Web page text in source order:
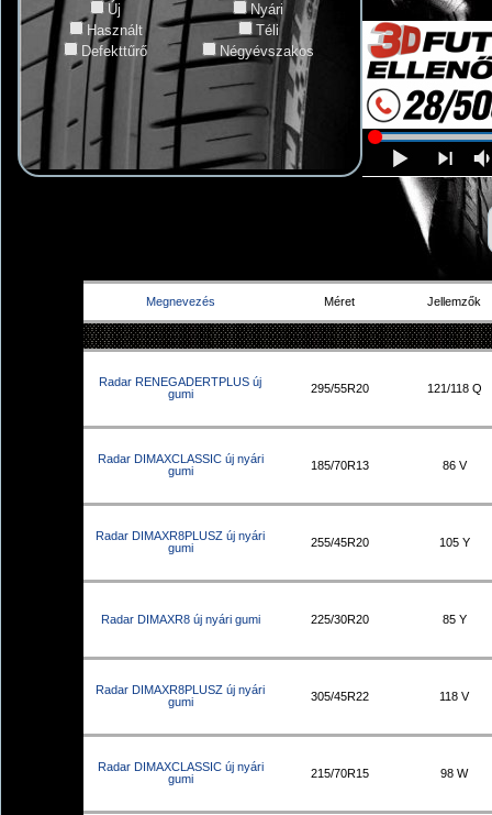
Új
Használt
Defekttűrő
Nyári
Téli
Négyévszakos
Megnevezés Méret Jellemzők
Radar RENEGADERTPLUS új
gumi
295/55R20 121/118 Q
Radar DIMAXCLASSIC új nyári
gumi
185/70R13 86 V
Radar DIMAXR8PLUSZ új nyári
gumi
255/45R20 105 Y
Radar DIMAXR8 új nyári gumi 225/30R20 85 Y
Radar DIMAXR8PLUSZ új nyári
gumi
305/45R22 118 V
Radar DIMAXCLASSIC új nyári
gumi
215/70R15 98 W